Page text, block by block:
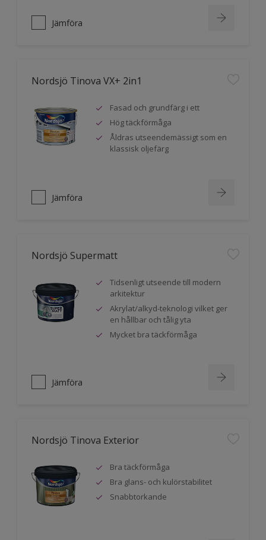
Jämföra
Nordsjö Tinova VX+ 2in1
Fasad och grundfärg i ett
Hög täckförmåga
Åldras utseendemässigt som en
klassisk oljefärg
Jämföra
Nordsjö Supermatt
Tidsenligt utseende till modern
arkitektur
Akrylat/alkyd-teknologi vilket ger
en hållbar och tålig yta
Mycket bra täckförmåga
Jämföra
Nordsjö Tinova Exterior
Bra täckförmåga
Bra glans- och kulörstabilitet
Snabbtorkande